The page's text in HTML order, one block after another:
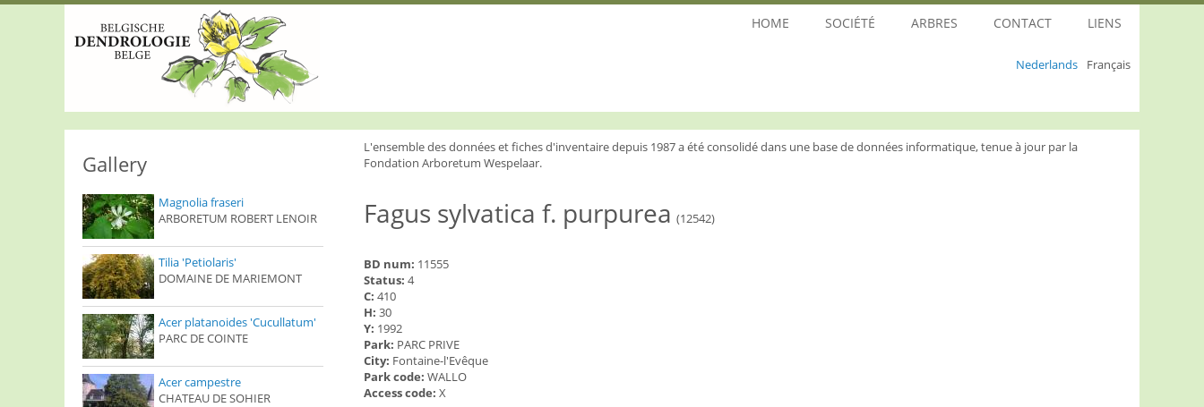
Nederlands Français
HOME SOCIÉTÉ ARBRES CONTACT LIENS
L'ensemble des données et fiches d'inventaire depuis 1987 a été consolidé dans une base de données informatique, tenue à jour par la
Fondation Arboretum Wespelaar.
Fagus sylvatica f. purpurea (12542)
BD num: 11555
Status: 4
C: 410
H: 30
Y: 1992
Park: PARC PRIVE
City: Fontaine-l'Evêque
Park code: WALLO
Access code: X
Gallery
Magnolia fraseri
ARBORETUM ROBERT LENOIR
Tilia 'Petiolaris'
DOMAINE DE MARIEMONT
Acer platanoides 'Cucullatum'
PARC DE COINTE
Acer campestre
CHATEAU DE SOHIER